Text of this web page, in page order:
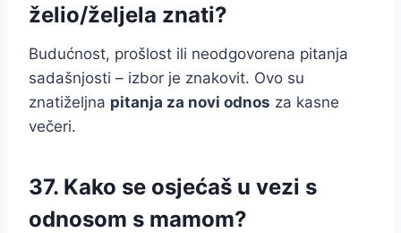
želio/željela znati?
Budućnost, prošlost ili neodgovorena pitanja
sadašnjosti – izbor je znakovit. Ovo su
znatiželjna pitanja za novi odnos za kasne
večeri.
37. Kako se osjećaš u vezi s
odnosom s mamom?